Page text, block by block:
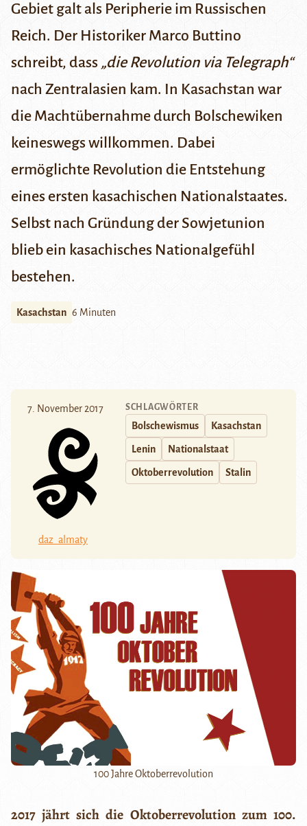
Gebiet galt als Peripherie im Russischen
Reich. Der Historiker Marco Buttino
schreibt, dass „die Revolution via Telegraph“
nach Zentralasien kam. In Kasachstan war
die Machtübernahme durch Bolschewiken
keineswegs willkommen. Dabei
ermöglichte Revolution die Entstehung
eines ersten kasachischen Nationalstaates.
Selbst nach Gründung der Sowjetunion
blieb ein kasachisches Nationalgefühl
bestehen.
Kasachstan 6 Minuten
7. November 2017
daz_almaty
SCHLAGWÖRTER
Bolschewismus Kasachstan
Lenin Nationalstaat
Oktoberrevolution Stalin
100 Jahre Oktoberrevolution
2017 jährt sich die Oktoberrevolution zum 100.